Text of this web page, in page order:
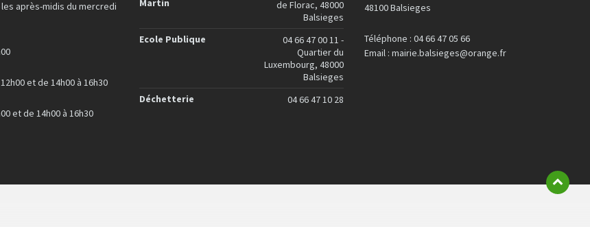
après-midis du mercredi
et de 14h00 à 16h30
et de 14h00 à 16h30
Martin
de Florac, 48000
Balsieges
Ecole Publique
04 66 47 00 11 -
Quartier du
Luxembourg, 48000
Balsieges
Déchetterie
04 66 47 10 28
48100 Balsieges
Téléphone : 04 66 47 05 66
Email : mairie.balsieges@orange.fr